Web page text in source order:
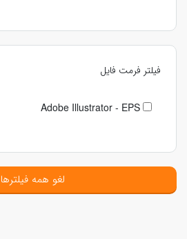
فیلتر فرمت فایل
Adobe Illustrator - EPS
لغو همه فیلترها